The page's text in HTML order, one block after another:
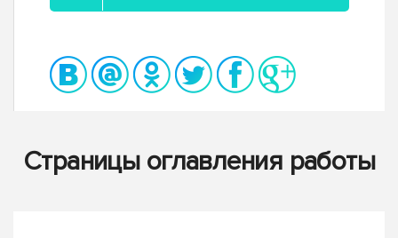
Страницы оглавления работы